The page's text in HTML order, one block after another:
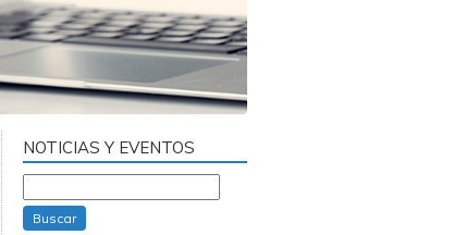
NOTICIAS Y EVENTOS
Buscar